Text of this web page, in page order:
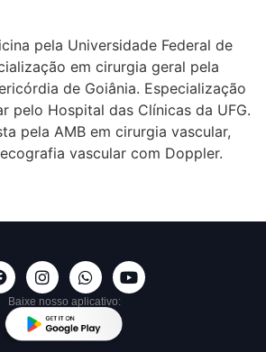
pela Universidade Federal de
em cirurgia geral pela
de Goiânia. Especialização
pelo Hospital das Clínicas da UFG.
pela AMB em cirurgia vascular,
vascular com Doppler.
Baixe nosso aplicativo: